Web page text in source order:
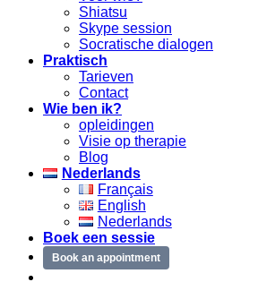
Shiatsu
Skype session
Socratische dialogen
Praktisch
Tarieven
Contact
Wie ben ik?
opleidingen
Visie op therapie
Blog
Nederlands
Français
English
Nederlands
Boek een sessie
Book an appointment